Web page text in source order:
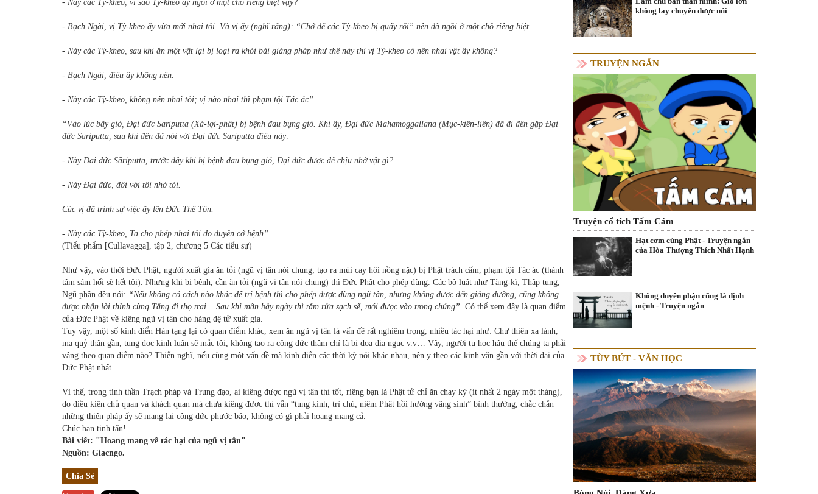
- Này các Tỳ-kheo, vì sao Tỳ-kheo ấy ngồi ở một chỗ riêng biệt vậy?
- Bạch Ngài, vị Tỳ-kheo ấy vừa mới nhai tỏi. Và vị ấy (nghĩ rằng): “Chớ để các Tỳ-kheo bị quấy rối” nên đã ngồi ở một chỗ riêng biệt.
- Này các Tỳ-kheo, sau khi ăn một vật lại bị loại ra khỏi bài giảng pháp như thế này thì vị Tỳ-kheo có nên nhai vật ấy không?
- Bạch Ngài, điều ấy không nên.
- Này các Tỳ-kheo, không nên nhai tỏi; vị nào nhai thì phạm tội Tác ác”.
“Vào lúc bấy giờ, Đại đức Sāriputta (Xá-lợi-phất) bị bệnh đau bụng gió. Khi ấy, Đại đức Mahāmoggallāna (Mục-kiền-liên) đã đi đến gặp Đại
đức Sāriputta, sau khi đến đã nói với Đại đức Sāriputta điều này:
- Này Đại đức Sāriputta, trước đây khi bị bệnh đau bụng gió, Đại đức được dễ chịu nhờ vật gì?
- Này Đại đức, đối với tôi nhờ tỏi.
Các vị đã trình sự việc ấy lên Đức Thế Tôn.
- Này các Tỳ-kheo, Ta cho phép nhai tỏi do duyên cớ bệnh”.
(Tiểu phẩm [Cullavagga], tập 2, chương 5 Các tiểu sự)
Như vậy, vào thời Đức Phật, người xuất gia ăn tỏi (ngũ vị tân nói chung; tạo ra mùi cay hôi nồng nặc) bị Phật trách cấm, phạm tội Tác ác (thành
tâm sám hối sẽ hết tội). Nhưng khi bị bệnh, cần ăn tỏi (ngũ vị tân nói chung) thì Đức Phật cho phép dùng. Các bộ luật như Tăng-kì, Thập tụng,
Ngũ phần đều nói: “Nếu không có cách nào khác để trị bệnh thì cho phép được dùng ngũ tân, nhưng không được đến giảng đường, cũng không
được nhận lời thỉnh cùng Tăng đi thọ trai... Sau khi mãn bảy ngày thì tắm rửa sạch sẽ, mới được vào trong chúng”. Có thể xem đây là quan điểm
của Đức Phật về kiêng ngũ vị tân cho hàng đệ tử xuất gia.
Tuy vậy, một số kinh điển Hán tạng lại có quan điểm khác, xem ăn ngũ vị tân là vấn đề rất nghiêm trọng, nhiều tác hại như: Chư thiên xa lánh,
ma quỷ thân gần, tụng đọc kinh luận sẽ mắc tội, không tạo ra công đức thậm chí là bị đọa địa ngục v.v… Vậy, người tu học hậu thế chúng ta phải
vâng theo quan điểm nào? Thiển nghĩ, nếu cùng một vấn đề mà kinh điển các thời kỳ nói khác nhau, nên y theo các kinh văn gần với thời đại của
Đức Phật nhất.
Vì thế, trong tinh thần Trạch pháp và Trung đạo, ai kiêng được ngũ vị tân thì tốt, riêng bạn là Phật tử chỉ ăn chay kỳ (ít nhất 2 ngày một tháng),
do điều kiện chủ quan và khách quan mà chưa kiêng được thì vẫn “tụng kinh, trì chú, niệm Phật hồi hướng vãng sinh” bình thường, chắc chắn
những thiện pháp ấy sẽ mang lại công đức phước báo, không có gì phải hoang mang cả.
Chúc bạn tinh tấn!
Bài viết: "Hoang mang về tác hại của ngũ vị tân"
Nguồn: Giacngo.
Chia Sẻ
không lay chuyển được núi
TRUYỆN NGẮN
Truyện cổ tích Tấm Cám
Hạt cơm cúng Phật - Truyện ngắn
của Hòa Thượng Thích Nhất Hạnh
Không duyên phận cũng là định
mệnh - Truyện ngắn
TÙY BÚT - VĂN HỌC